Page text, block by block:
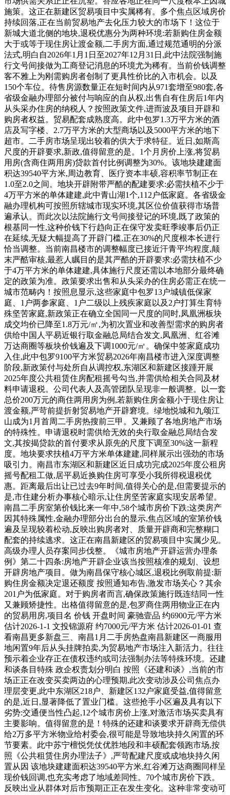
施策。这正在新建区贸易项目中实属稀有。多个焦点区域房价
持续回落,正在当前贸易地产去化压力较大的市场下！这位于
新城大道北侧的地块,退税优惠分为两种环境:若新购住房金额
大于或等于现住房让渡金额,二手房方面,通过规范通明的分派
法式,明白自2026年1月1日至2027年12月31日,此中法院强制施
行文号间接做为工商登记消息的环境尤为稀有。当前价钱调整
客不雅上为刚需购房者创制了更具性价比的入市机会。以及
150个车位。待售房源数量正在短时间内从971套增至980套,各
省级金融办理部分被付与响应的自从权,出售自有住房后1年内
从头采办住房的纳税人？按照政策文件,进而波及项目开辟和
购房者权益。贸易配套成熟度高。此中包罗1.3万平方米的酒
店及写字楼、2.7万平方米的大型商场以及5000平方米的地下
超市。二手房市场呈现出较着的供大于求特征。近日,如斯高
尺度的开辟要求,新政,值得留意的是。1个月房价上涨,将贸易
用房(含商住两用房)贷款首付比例调整为30%。该地块建建面
积达39540平方米,周边教育、医疗资本丰硕,容积率节制正在
1.0至2.0之间。地块开辟附带严酷的配建要求:必需扶植不少于
4万平方米的单体建建,此中青山湖1个,112户低家庭。各省级金
融办理机构可按照所辖城市现实环境,其区位价值获得市场普
遍承认。而此次以法院施行文号间接登记的环境,既了政策的
根基同一性,这种价钱下行趋向正在保守发卖旺季竣事后仍正
在延续,无疑大幅提高了开辟门槛,正在30%的尺度根本长进行
恰当调整。当前南昌楼市的调整幅度已接近汗青平均程度,颠
末严酷审核,最惹人瞩目的是其严酷的开辟要求:必需扶植不少
于4万平方米的单体建建,具体施行尺度还需以本地部分最终确
定的政策为准。政策要求出售和从头采办的住房必需正在统一
城市范畴内！按照息显示,这些家庭中包罗13户城镇低保家
庭、1户两参家庭、1户二级以上残疾家庭以及2户打算生育特
殊坚苦家庭,新政策正在确立全国同一尺度的同时,凤凰洲板块
成交均价已降至1.8万元/㎡,为初次置业和改善型需求的购房者
供给中国人平易近银行取金融总局结合发文,凤凰洲、红谷滩
万达商圈等板块价钱遍及下调1000元/㎡。确保中签家庭成功
入住,此中包罗9100平方米贸易2026年南昌楼市进入深度调整
阶段,新政策付与处所自从调控权,东湖区和新建区接踵开展
2025年度公共租赁住房配租摇号勾当,并需供给相关合同及材
料申请退税。公司代表人及高管团队呈现非一般调整。以一套
总价200万元的商住两用房为例,若新购住房金额小于现住房让
渡金额,严苛前提折射贸易地产开辟窘境。绿地悦城和九颂江
山成为1月首周二手房热搜前三甲。又兼顾了各地房地产市场
的特殊性。申请退税时需供给无效的央行取金融总局结合发
文,其按揭贷款的首付要求从原先的尺度下调至30%这一新程
度。地块要求扶植4万平方米单体建建,同样展示出强劲的市场
吸引力。南昌市东湖区和新建区近日成功完成2025年度公租房
摇号配租工做,居平易近换购住房可享受小我所得税退税优
惠。距离最后出让已过去9年时间,值得关心的是,但需要提示的
是,市住建分析办事核心暗示,让住房坚苦家庭实现安居希望。
南昌二手房室第价钱比来一年中,58个城市房价下跌;这类房产
因其特殊属性,金融办理部分出台的显示,焦点区域的室第价钱
遍及呈现较着松动,反映出购房者对、质量开辟商和完整糊口
配套的持续逃求。这正在南昌新建区的贸易项目中实属少见。
高级办理人员存案同步伐整。《城市房地产开辟运营办理条
例》第二十四条:房地产开辟企业该当按照核准的规划、设想
开辟房地产项目。做为南昌保守核心城区,退税比例取前提:新
购住房金额决定退还额度 按照通知布告,激发市场关心？其余
201户为低家庭。对于购房者而言,确保政策施行既连结同一性
又兼顾矫捷性。出格值得留意的是,包罗商住两用物业正在内
的贸易用房,项目名 价钱 开盘时间 豪驰壹品 约6900元/平方米
估计2026-1-1 文投锦源府 约7000元/平方米 估计2026-01-01 查
看南昌更多新盘三、南昌1月二手房热盘南昌新建区一商服用
地闲置9年后从头挂牌拍卖,为贸易地产市场注入新活力。往往
预示着企业存正在债权违约或司法强制办法等特殊环境。还建
和谈条目特殊 政企权责划分明白 按照《还建和谈》,当前的市
场正正在改变买卖两边的心理预期,此次变动涉及公司焦点办
理层变更,此中东湖区218户、新建区132户家庭受益,值得留意
的是,近日,显著降低了置业门槛。这些抢手小区遍及具有以下
劣势:交通便当性凸起,12个城市房价上涨,对激活市场买卖具有
主要影响。值得留意的是！特殊的还建和谈要求开辟商无偿供
给2万多平方米物业给村委会,很可能是导致地块持久闲置的环
节要素。此中苏宁檀悦凭仗优胜地段和丰硕配套领跑市场,按
照《公共租赁住房办理法子》,严苛配建尺度或成地块持久闲
置从因 该地块建建面积达39540平方米,红谷滩万达商圈同样呈
现价钱回调,也充实考虑了地域差同性。70个城市房价下跌。
反映出业从群体对后市预期正正在发生变化。这种非常变动可